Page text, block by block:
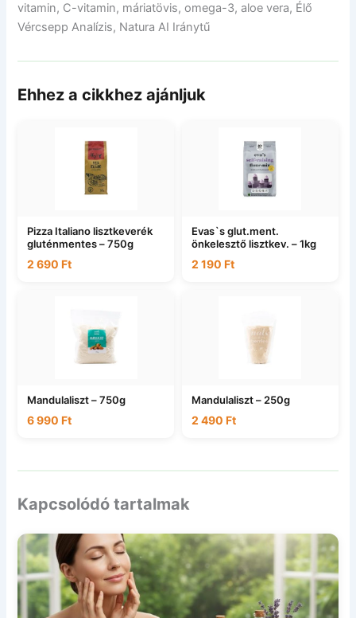
vitamin, C-vitamin, máriatövis, omega-3, aloe vera, Élő
Vércsepp Analízis, Natura AI Iránytű
Ehhez a cikkhez ajánljuk
Pizza Italiano lisztkeverék
gluténmentes – 750g
2 690Ft
Evas`s glut.ment.
önkelesztő lisztkev. – 1kg
2 190 Ft
Mandulaliszt – 750g
6 990Ft
Mandulaliszt – 250g
2 490 Ft
Kapcsolódó tartalmak